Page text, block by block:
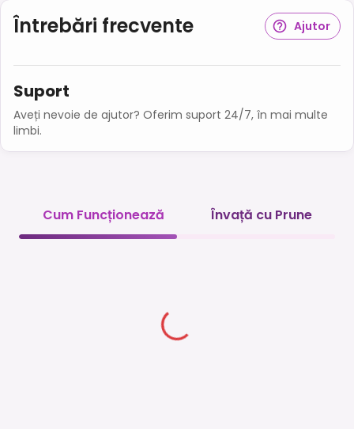
Întrebări frecvente Ajutor
Suport
Aveți nevoie de ajutor? Oferim suport 24/7, în mai multe
limbi.
Cum Funcționează Învață cu Prune